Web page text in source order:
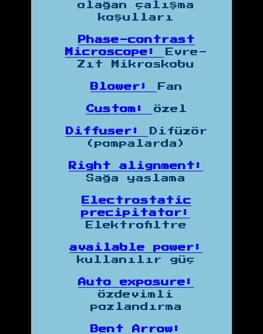
olağan çalışma
koşulları
Phase-contrast
Microscope:
Evre-
Zıt Mikroskobu
Blower: Fan
Custom: Özel
Diffuser:
Difüzör
(pompalarda)
Right alignment:
Sağa yaslama
Electrostatic
precipitator:
Elektrofiltre
available power:
kullanılır güç
Auto exposure:
özdevimli
pozlandırma
Bent Arrow: